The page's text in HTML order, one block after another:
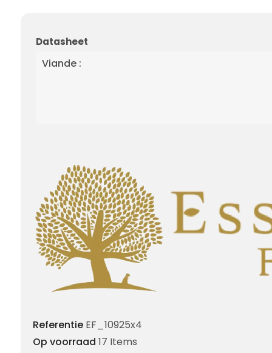
Datasheet
Viande :
Referentie EF_10925x4
Op voorraad 17 Items